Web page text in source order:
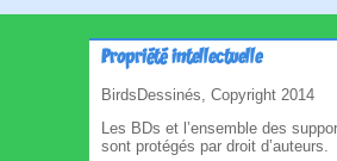
Propriété intellectuelle
BirdsDessinés, Copyright 2014
Les BDs et l’ensemble des
sont protégés par droit d’auteurs.